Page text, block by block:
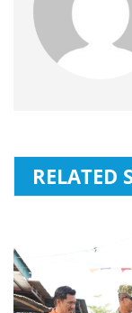
RELATED